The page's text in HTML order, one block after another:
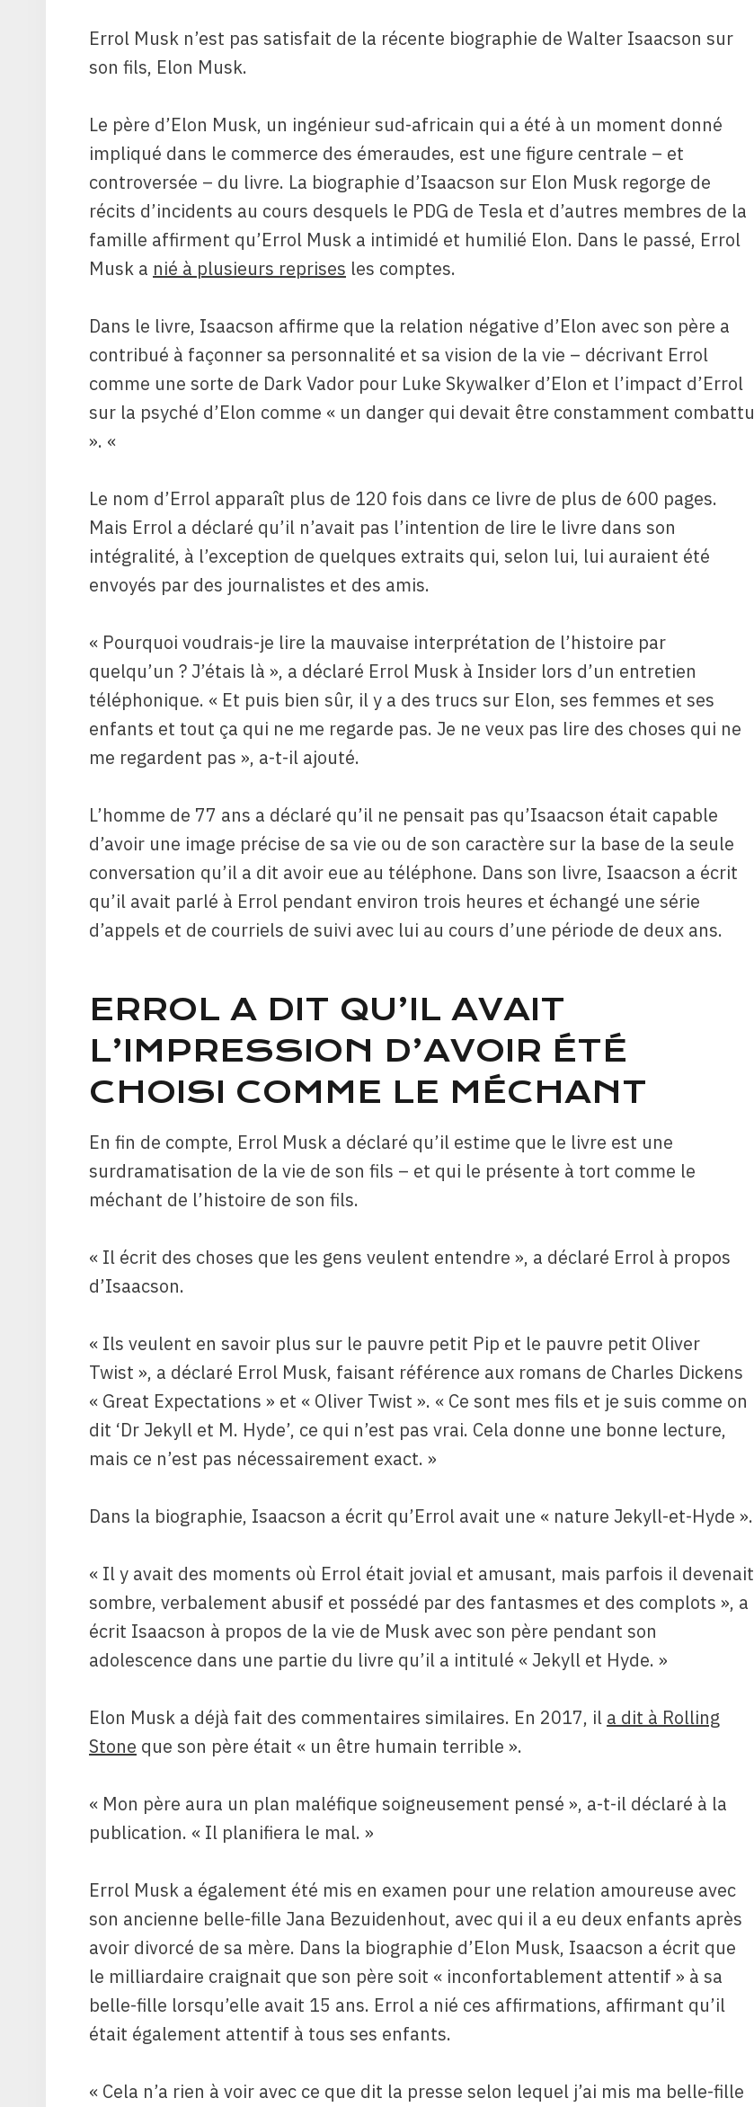
Errol Musk n’est pas satisfait de la récente biographie de Walter Isaacson sur
son fils, Elon Musk.
Le père d’Elon Musk, un ingénieur sud-africain qui a été à un moment donné
impliqué dans le commerce des émeraudes, est une figure centrale – et
controversée – du livre. La biographie d’Isaacson sur Elon Musk regorge de
récits d’incidents au cours desquels le PDG de Tesla et d’autres membres de la
famille affirment qu’Errol Musk a intimidé et humilié Elon. Dans le passé, Errol
Musk a nié à plusieurs reprises les comptes.
Dans le livre, Isaacson affirme que la relation négative d’Elon avec son père a
contribué à façonner sa personnalité et sa vision de la vie – décrivant Errol
comme une sorte de Dark Vador pour Luke Skywalker d’Elon et l’impact d’Errol
sur la psyché d’Elon comme « un danger qui devait être constamment combattu
». «
Le nom d’Errol apparaît plus de 120 fois dans ce livre de plus de 600 pages.
Mais Errol a déclaré qu’il n’avait pas l’intention de lire le livre dans son
intégralité, à l’exception de quelques extraits qui, selon lui, lui auraient été
envoyés par des journalistes et des amis.
« Pourquoi voudrais-je lire la mauvaise interprétation de l’histoire par
quelqu’un ? J’étais là », a déclaré Errol Musk à Insider lors d’un entretien
téléphonique. « Et puis bien sûr, il y a des trucs sur Elon, ses femmes et ses
enfants et tout ça qui ne me regarde pas. Je ne veux pas lire des choses qui ne
me regardent pas », a-t-il ajouté.
L’homme de 77 ans a déclaré qu’il ne pensait pas qu’Isaacson était capable
d’avoir une image précise de sa vie ou de son caractère sur la base de la seule
conversation qu’il a dit avoir eue au téléphone. Dans son livre, Isaacson a écrit
qu’il avait parlé à Errol pendant environ trois heures et échangé une série
d’appels et de courriels de suivi avec lui au cours d’une période de deux ans.
ERROL A DIT QU’IL AVAIT
L’IMPRESSION D’AVOIR ÉTÉ
CHOISI COMME LE MÉCHANT
En fin de compte, Errol Musk a déclaré qu’il estime que le livre est une
surdramatisation de la vie de son fils – et qui le présente à tort comme le
méchant de l’histoire de son fils.
« Il écrit des choses que les gens veulent entendre », a déclaré Errol à propos
d’Isaacson.
« Ils veulent en savoir plus sur le pauvre petit Pip et le pauvre petit Oliver
Twist », a déclaré Errol Musk, faisant référence aux romans de Charles Dickens
« Great Expectations » et « Oliver Twist ». « Ce sont mes fils et je suis comme on
dit ‘Dr Jekyll et M. Hyde’, ce qui n’est pas vrai. Cela donne une bonne lecture,
mais ce n’est pas nécessairement exact. »
Dans la biographie, Isaacson a écrit qu’Errol avait une « nature Jekyll-et-Hyde ».
« Il y avait des moments où Errol était jovial et amusant, mais parfois il devenait
sombre, verbalement abusif et possédé par des fantasmes et des complots », a
écrit Isaacson à propos de la vie de Musk avec son père pendant son
adolescence dans une partie du livre qu’il a intitulé « Jekyll et Hyde. »
Elon Musk a déjà fait des commentaires similaires. En 2017, il a dit à Rolling
Stone que son père était « un être humain terrible ».
« Mon père aura un plan maléfique soigneusement pensé », a-t-il déclaré à la
publication. « Il planifiera le mal. »
Errol Musk a également été mis en examen pour une relation amoureuse avec
son ancienne belle-fille Jana Bezuidenhout, avec qui il a eu deux enfants après
avoir divorcé de sa mère. Dans la biographie d’Elon Musk, Isaacson a écrit que
le milliardaire craignait que son père soit « inconfortablement attentif » à sa
belle-fille lorsqu’elle avait 15 ans. Errol a nié ces affirmations, affirmant qu’il
était également attentif à tous ses enfants.
« Cela n’a rien à voir avec ce que dit la presse selon lequel j’ai mis ma belle-fille